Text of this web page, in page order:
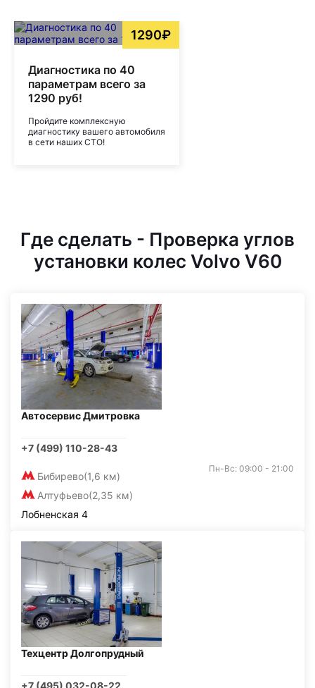
1290₽
Диагностика по 40
параметрам всего за
1290 руб!
Пройдите комплексную
диагностику вашего автомобиля
в сети наших СТО!
Где сделать - Проверка углов
установки колес Volvo V60
Автосервис Дмитровка
+7 (499) 110-28-43
Бибирево(1,6 км)
Алтуфьево(2,35 км)
Пн-Вс: 09:00 - 21:00
Лобненская 4
Техцентр Долгопрудный
+7 (495) 032-08-22